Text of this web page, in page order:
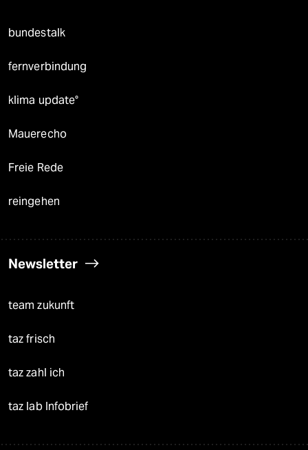
bundestalk
fernverbindung
klima update°
Mauerecho
Freie Rede
reingehen
Newsletter
team zukunft
taz frisch
taz zahl ich
taz lab Infobrief